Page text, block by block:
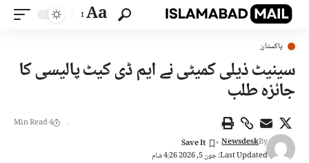
Aa
پاکستان
سینیٹ ذیلی کمیٹی نے ایم ڈی کیٹ پالیسی کا
جائزہ طلب
Last Updated: جون 5, 2026 4:26 شام
By
Newsdesk
4 Min Read